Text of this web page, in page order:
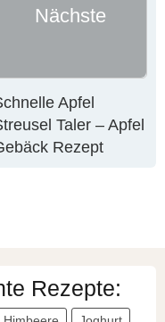
Nächste
Apfel
Taler – Apfel
Rezept
Rezepte: